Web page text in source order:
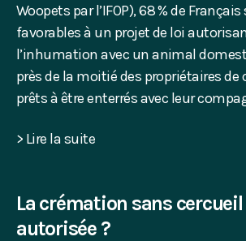
Woopets par l’IFOP), 68 % de
favorables à un projet de loi
l’inhumation avec un animal
près de la moitié des propriétaires de
prêts à être enterrés avec leur
> Lire la suite
La crémation sans
autorisée ?